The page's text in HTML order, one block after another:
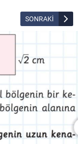
SONRAKİ